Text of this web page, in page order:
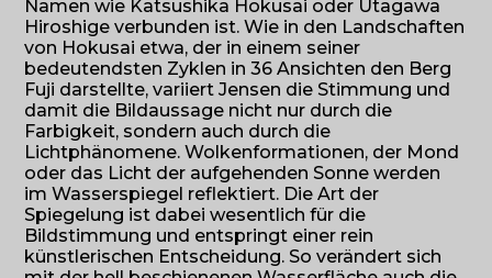
Namen wie Katsushika Hokusai oder Utagawa
Hiroshige verbunden ist. Wie in den Landschaften
von Hokusai etwa, der in einem seiner
bedeutendsten Zyklen in 36 Ansichten den Berg
Fuji darstellte, variiert Jensen die Stimmung und
damit die Bildaussage nicht nur durch die
Farbigkeit, sondern auch durch die
Lichtphänomene. Wolkenformationen, der Mond
oder das Licht der aufgehenden Sonne werden
im Wasserspiegel reflektiert. Die Art der
Spiegelung ist dabei wesentlich für die
Bildstimmung und entspringt einer rein
künstlerischen Entscheidung. So verändert sich